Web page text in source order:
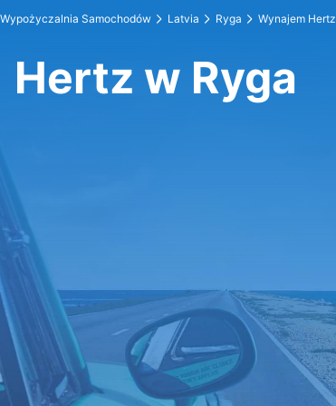
Wypożyczalnia Samochodów Latvia Ryga Wynajem Hertz
Hertz w Ryga